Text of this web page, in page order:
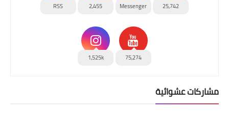
25,742
Messenger
2,455
RSS
75,274
1,525k
مشاركات عشوائية